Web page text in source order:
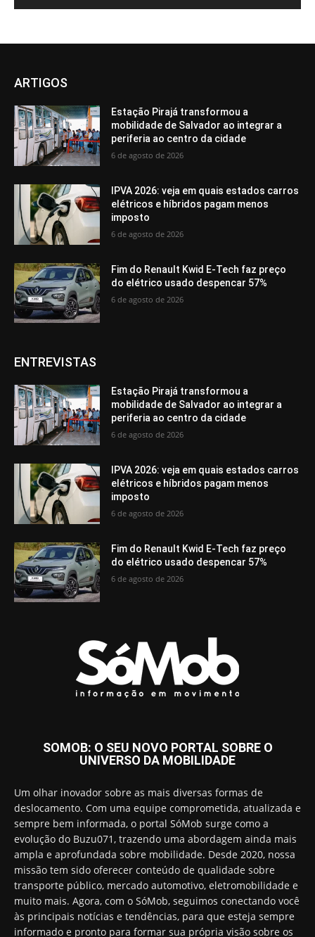
ARTIGOS
Estação Pirajá transformou a
mobilidade de Salvador ao integrar a
periferia ao centro da cidade
6 de agosto de 2026
IPVA 2026: veja em quais estados carros
elétricos e híbridos pagam menos
imposto
6 de agosto de 2026
Fim do Renault Kwid E-Tech faz preço
do elétrico usado despencar 57%
6 de agosto de 2026
ENTREVISTAS
Estação Pirajá transformou a
mobilidade de Salvador ao integrar a
periferia ao centro da cidade
6 de agosto de 2026
IPVA 2026: veja em quais estados carros
elétricos e híbridos pagam menos
imposto
6 de agosto de 2026
Fim do Renault Kwid E-Tech faz preço
do elétrico usado despencar 57%
6 de agosto de 2026
SOMOB: O SEU NOVO PORTAL SOBRE O
UNIVERSO DA MOBILIDADE
Um olhar inovador sobre as mais diversas formas de
deslocamento. Com uma equipe comprometida, atualizada e
sempre bem informada, o portal SóMob surge como a
evolução do Buzu071, trazendo uma abordagem ainda mais
ampla e aprofundada sobre mobilidade. Desde 2020, nossa
missão tem sido oferecer conteúdo de qualidade sobre
transporte público, mercado automotivo, eletromobilidade e
muito mais. Agora, com o SóMob, seguimos conectando você
às principais notícias e tendências, para que esteja sempre
informado e pronto para formar sua própria visão sobre os